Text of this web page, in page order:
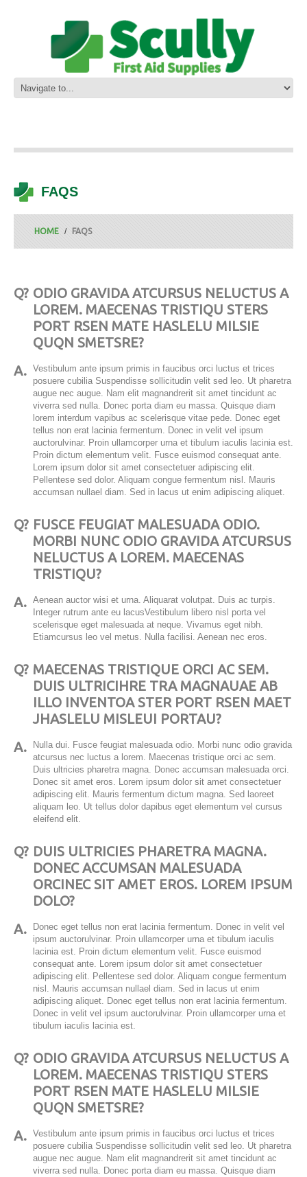
FAQS
HOME FAQS
Q? ODIO GRAVIDA ATCURSUS NELUCTUS A
LOREM. MAECENAS TRISTIQU STERS
PORT RSEN MATE HASLELU MILSIE
QUQN SMETSRE?
A. Vestibulum ante ipsum primis in faucibus orci luctus et trices
posuere cubilia Suspendisse sollicitudin velit sed leo. Ut pharetra
augue nec augue. Nam elit magnandrerit sit amet tincidunt ac
viverra sed nulla. Donec porta diam eu massa. Quisque diam
lorem interdum vapibus ac scelerisque vitae pede. Donec eget
tellus non erat lacinia fermentum. Donec in velit vel ipsum
auctorulvinar. Proin ullamcorper urna et tibulum iaculis lacinia est.
Proin dictum elementum velit. Fusce euismod consequat ante.
Lorem ipsum dolor sit amet consectetuer adipiscing elit.
Pellentese sed dolor. Aliquam congue fermentum nisl. Mauris
accumsan nullael diam. Sed in lacus ut enim adipiscing aliquet.
Q? FUSCE FEUGIAT MALESUADA ODIO.
MORBI NUNC ODIO GRAVIDA ATCURSUS
NELUCTUS A LOREM. MAECENAS
TRISTIQU?
A. Aenean auctor wisi et urna. Aliquarat volutpat. Duis ac turpis.
Integer rutrum ante eu lacusVestibulum libero nisl porta vel
scelerisque eget malesuada at neque. Vivamus eget nibh.
Etiamcursus leo vel metus. Nulla facilisi. Aenean nec eros.
Q? MAECENAS TRISTIQUE ORCI AC SEM.
DUIS ULTRICIHRE TRA MAGNAUAE AB
ILLO INVENTOA STER PORT RSEN MAET
JHASLELU MISLEUI PORTAU?
A.
Nulla dui. Fusce feugiat malesuada odio. Morbi nunc odio gravida
atcursus nec luctus a lorem. Maecenas tristique orci ac sem.
Duis ultricies pharetra magna. Donec accumsan malesuada orci.
Donec sit amet eros. Lorem ipsum dolor sit amet consectetuer
adipiscing elit. Mauris fermentum dictum magna. Sed laoreet
aliquam leo. Ut tellus dolor dapibus eget elementum vel cursus
eleifend elit.
Q? DUIS ULTRICIES PHARETRA MAGNA.
DONEC ACCUMSAN MALESUADA
ORCINEC SIT AMET EROS. LOREM IPSUM
DOLO?
A.
Donec eget tellus non erat lacinia fermentum. Donec in velit vel
ipsum auctorulvinar. Proin ullamcorper urna et tibulum iaculis
lacinia est. Proin dictum elementum velit. Fusce euismod
consequat ante. Lorem ipsum dolor sit amet consectetuer
adipiscing elit. Pellentese sed dolor. Aliquam congue fermentum
nisl. Mauris accumsan nullael diam. Sed in lacus ut enim
adipiscing aliquet. Donec eget tellus non erat lacinia fermentum.
Donec in velit vel ipsum auctorulvinar. Proin ullamcorper urna et
tibulum iaculis lacinia est.
Q? ODIO GRAVIDA ATCURSUS NELUCTUS A
LOREM. MAECENAS TRISTIQU STERS
PORT RSEN MATE HASLELU MILSIE
QUQN SMETSRE?
A. Vestibulum ante ipsum primis in faucibus orci luctus et trices
posuere cubilia Suspendisse sollicitudin velit sed leo. Ut pharetra
augue nec augue. Nam elit magnandrerit sit amet tincidunt ac
viverra sed nulla. Donec porta diam eu massa. Quisque diam